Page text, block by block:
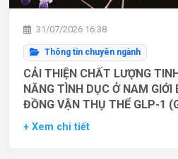
31/07/2026 16:38
Thông tin chuyên ngành
CẢI THIỆN CHẤT LƯỢNG
NĂNG TÌNH DỤC Ở NAM GIỚI
ĐỒNG VẬN THỤ THỂ GLP-1
+ Xem chi tiết